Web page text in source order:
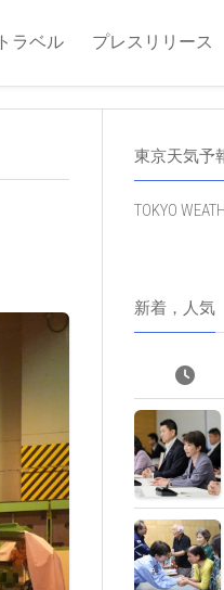
トラベル プレスリリース
東京天気予
TOKYO
新着，人気